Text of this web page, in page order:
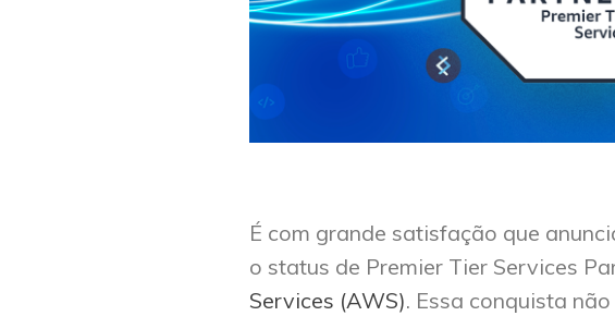
É com grande satisfação que
o status de Premier Tier Services
Services (AWS). Essa conquista